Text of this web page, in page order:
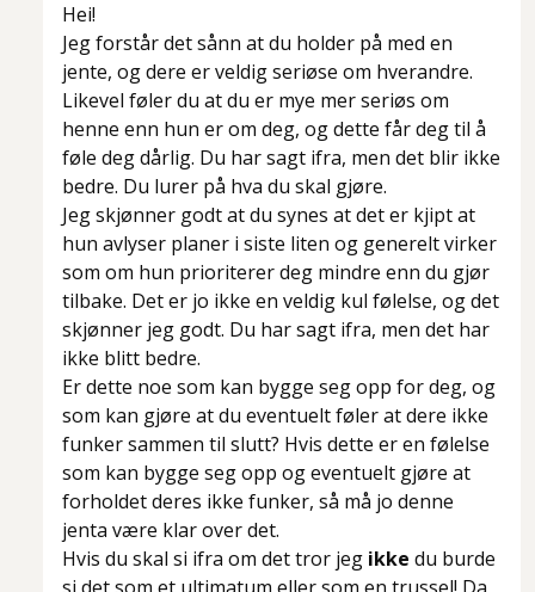
Hei!
Jeg forstår det sånn at du holder på med en
jente, og dere er veldig seriøse om hverandre.
Likevel føler du at du er mye mer seriøs om
henne enn hun er om deg, og dette får deg til å
føle deg dårlig. Du har sagt ifra, men det blir ikke
bedre. Du lurer på hva du skal gjøre.
Jeg skjønner godt at du synes at det er kjipt at
hun avlyser planer i siste liten og generelt virker
som om hun prioriterer deg mindre enn du gjør
tilbake. Det er jo ikke en veldig kul følelse, og det
skjønner jeg godt. Du har sagt ifra, men det har
ikke blitt bedre.
Er dette noe som kan bygge seg opp for deg, og
som kan gjøre at du eventuelt føler at dere ikke
funker sammen til slutt? Hvis dette er en følelse
som kan bygge seg opp og eventuelt gjøre at
forholdet deres ikke funker, så må jo denne
jenta være klar over det.
Hvis du skal si ifra om det tror jeg ikke du burde